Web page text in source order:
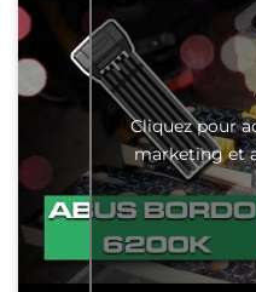
Cliquez pour
marketing et